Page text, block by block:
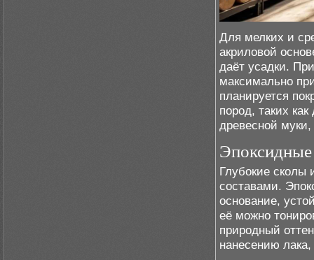
Для мелких и
акриловой
даёт усадки.
максимально
планируется
пород, таких
древесной
Глубокие
составами.
основание,
её можно
природный
нанесению